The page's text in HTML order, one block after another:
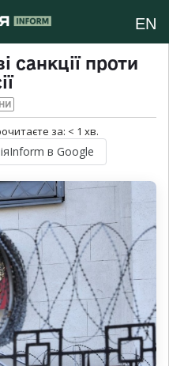
EN
санкції проти
за: < 1 хв.
в Google